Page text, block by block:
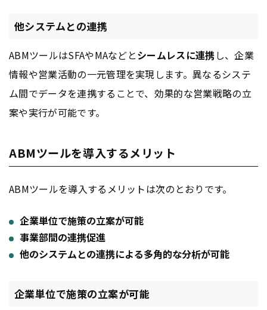
他システムとの連携
ABMツールはSFAやMAなどとシームレスに連携し、企業
情報や営業活動の一元管理を実現します。異なるシステ
ム間でデータを連携することで、効果的な営業戦略の立
案や実行が可能です。
ABMツールを導入するメリット
ABMツールを導入するメリットは次のとおりです。
企業単位で施策の立案が可能
事業部間の連携促進
他のシステムとの連携による多角的な分析が可能
企業単位で施策の立案が可能